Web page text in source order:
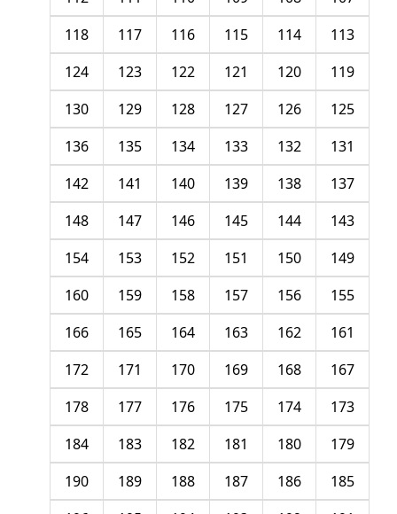
113
114
115
116
117
118
119
120
121
122
123
124
125
126
127
128
129
130
131
132
133
134
135
136
137
138
139
140
141
142
143
144
145
146
147
148
149
150
151
152
153
154
155
156
157
158
159
160
161
162
163
164
165
166
167
168
169
170
171
172
173
174
175
176
177
178
179
180
181
182
183
184
185
186
187
188
189
190